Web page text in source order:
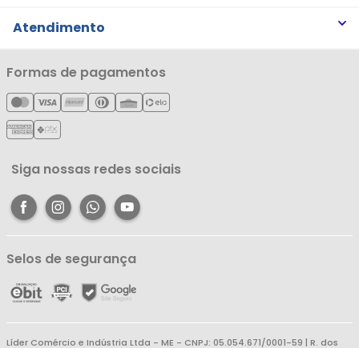
Notícias
Cartão Líderzan
Trocas e Devoluções
Política de Privacidade
Política de Entrega
Política de Reembolso
Atendimento
Minha Conta
Meus Pedidos
Meus Favoritos
Central de Atendimento
Formas de pagamentos
Siga nossas redes sociais
Selos de segurança
Líder Comércio e Indústria Ltda - ME - CNPJ: 05.054.671/0001-59 | R. dos